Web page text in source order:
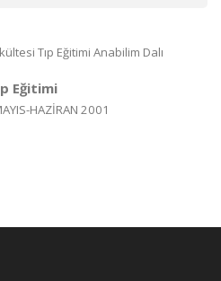
Tıp Eğitimi Anabilim Dalı
Eğitimi
HAZİRAN 2001